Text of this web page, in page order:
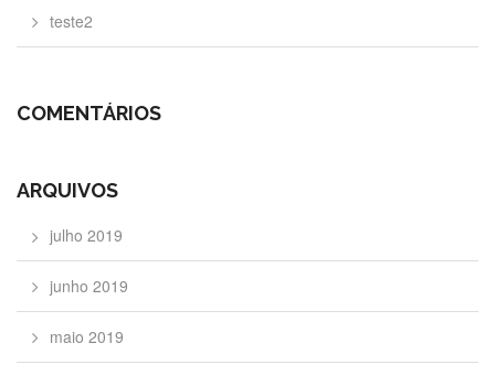
teste2
COMENTÁRIOS
ARQUIVOS
julho 2019
junho 2019
maio 2019